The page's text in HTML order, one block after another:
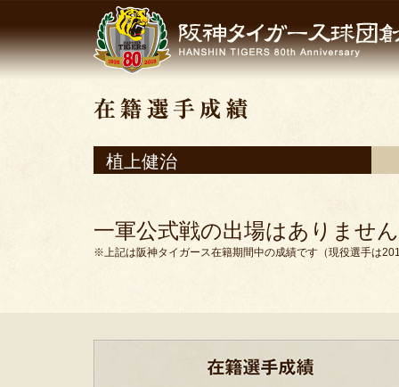
植上健治
一軍公式戦の出場はありません
※上記は阪神タイガース在籍期間中の成績です（現役選手は